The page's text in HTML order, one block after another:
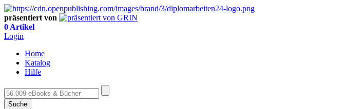
präsentiert von
0 Artikel
Login
Home
Katalog
Hilfe
Suche